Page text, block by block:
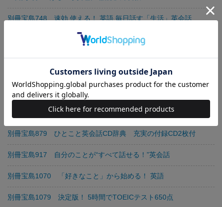
別冊宝島748 速効 使える！ 英語 毎日話す「生活」英会話
別冊宝島786 出る英語・できる英語速効！ 速習！ 小池直己の集
別冊宝島792 「問いかけ上手！」の英会話
別冊宝島835 どんどん仲よくなれる！ 英会話
別冊宝島855 英会話は80の動詞で話せる！
別冊宝島879 ひとこと英会話CD辞典 充実の付録CD2枚付
別冊宝島917 自分のことが“すべて話せる！”英会話
別冊宝島1070 「好きなこと」から始める！ 英語
別冊宝島1079 決定版！ 5時間でTOEICテスト650点